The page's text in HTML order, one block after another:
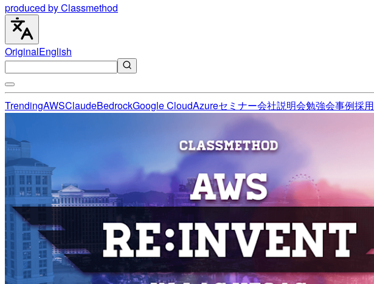
produced by Classmethod
OriginalEnglish
TrendingAWSClaudeBedrockGoogle CloudAzureセミナー会社説明会勉強会事例採用